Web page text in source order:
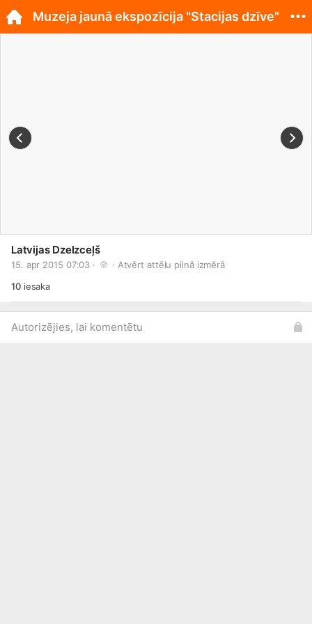
Latvijas Dzelzceļš
15. apr 2015 07:03 · · Atvērt attēlu pilnā izmērā
10iesaka
Autorizējies, lai komentētu
Muzeja jaunā ekspozīcija "Stacijas dzīve"